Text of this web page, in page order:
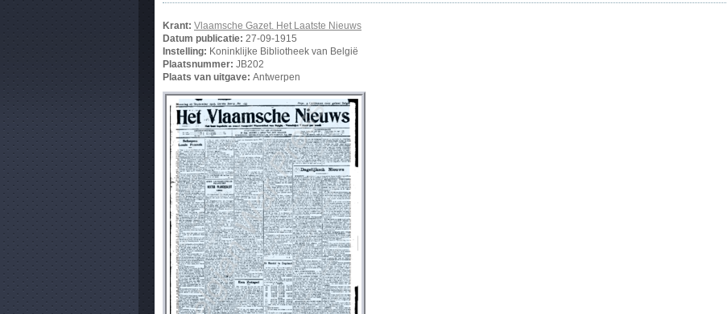
Krant: Vlaamsche Gazet. Het Laatste Nieuws
Datum publicatie: 27-09-1915
Instelling: Koninklijke Bibliotheek van België
Plaatsnummer: JB202
Plaats van uitgave: Antwerpen